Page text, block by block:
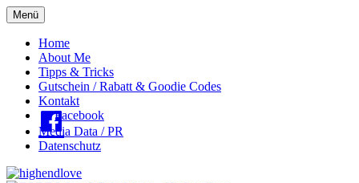
Menü
Oberes
Menü
Home
About Me
Tipps & Tricks
Gutschein / Rabatt & Goodie Codes
Kontakt
Facebook
Media Data / PR
Datenschutz